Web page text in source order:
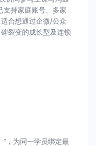
支持家庭账号、多家
合想通过企微/公众
裂变的成长型及连锁
”，为同一学员绑定最